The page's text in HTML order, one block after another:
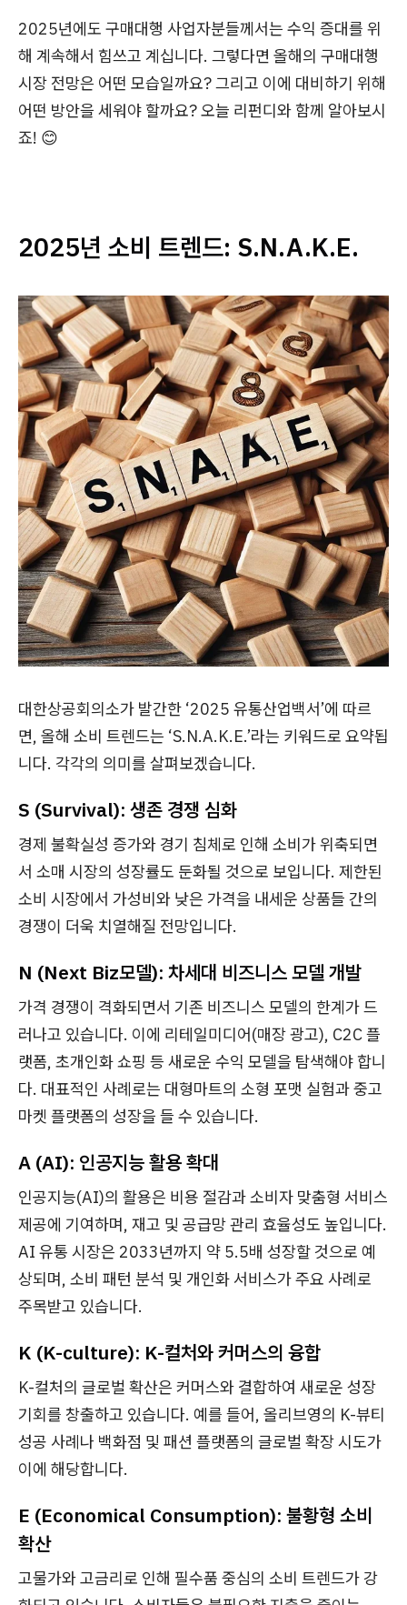
2025년에도 구매대행 사업자분들께서는 수익 증대를 위
해 계속해서 힘쓰고 계십니다. 그렇다면 올해의 구매대행
시장 전망은 어떤 모습일까요? 그리고 이에 대비하기 위해
어떤 방안을 세워야 할까요? 오늘 리펀디와 함께 알아보시
죠! 😊
2025년 소비 트렌드: S.N.A.K.E.
대한상공회의소가 발간한 ‘2025 유통산업백서’에 따르
면, 올해 소비 트렌드는 ‘S.N.A.K.E.’라는 키워드로 요약됩
니다. 각각의 의미를 살펴보겠습니다.
S (Survival): 생존 경쟁 심화
경제 불확실성 증가와 경기 침체로 인해 소비가 위축되면
서 소매 시장의 성장률도 둔화될 것으로 보입니다. 제한된
소비 시장에서 가성비와 낮은 가격을 내세운 상품들 간의
경쟁이 더욱 치열해질 전망입니다.
N (Next Biz모델): 차세대 비즈니스 모델 개발
가격 경쟁이 격화되면서 기존 비즈니스 모델의 한계가 드
러나고 있습니다. 이에 리테일미디어(매장 광고), C2C 플
랫폼, 초개인화 쇼핑 등 새로운 수익 모델을 탐색해야 합니
다. 대표적인 사례로는 대형마트의 소형 포맷 실험과 중고
마켓 플랫폼의 성장을 들 수 있습니다.
A (AI): 인공지능 활용 확대
인공지능(AI)의 활용은 비용 절감과 소비자 맞춤형 서비스
제공에 기여하며, 재고 및 공급망 관리 효율성도 높입니다.
AI 유통 시장은 2033년까지 약 5.5배 성장할 것으로 예
상되며, 소비 패턴 분석 및 개인화 서비스가 주요 사례로
주목받고 있습니다.
K (K-culture): K-컬처와 커머스의 융합
K-컬처의 글로벌 확산은 커머스와 결합하여 새로운 성장
기회를 창출하고 있습니다. 예를 들어, 올리브영의 K-뷰티
성공 사례나 백화점 및 패션 플랫폼의 글로벌 확장 시도가
이에 해당합니다.
E (Economical Consumption): 불황형 소비
확산
고물가와 고금리로 인해 필수품 중심의 소비 트렌드가 강